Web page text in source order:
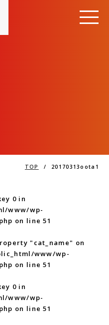
TOP / 20170313oota1
0 in
www/wp-
on line51
"cat_name" on
www/wp-
on line51
0 in
www/wp-
on line51